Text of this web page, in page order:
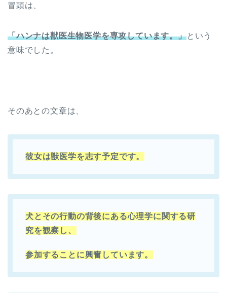
冒頭は、
「ハンナは獣医生物医学を専攻しています。」という
意味でした。
そのあとの文章は、
彼女は獣医学を志す予定です。
犬とその行動の背後にある心理学に関する研
究を観察し、
参加することに興奮しています。